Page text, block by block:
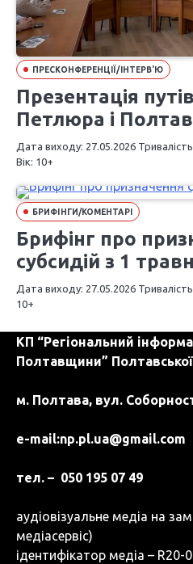
ПРЕСКОНФЕРЕНЦІЇ/ІНТЕРВ'Ю
Презентація
Петлюра і
Дата виходу: 27.05.2026
Вік: 10+
БРИФІНГИ/КОМЕНТАРІ
Брифінг про
субсидій з 1
Дата виходу: 27.05.2026
10+
КП “Регіональний
Полтавщини”
м. Полтава, вул.
e-mail:np.pl.ua@gmail.com
тел. – 050 195 07 49
аудіовізуальне медіа на
медіасервіс)
ідентифікатор медіа – R20-